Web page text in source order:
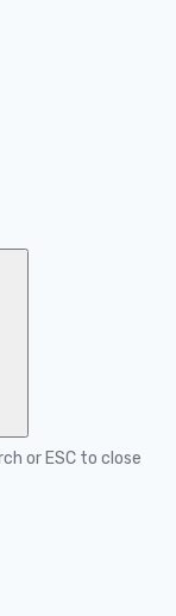
or ESC to close